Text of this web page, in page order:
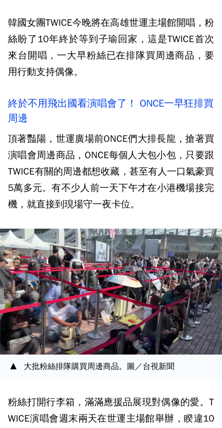
韓國女團TWICE今晚將在高雄世運主場館開唱，粉
絲盼了10年終於等到子瑜回家，這是TWICE首次
來台開唱，一大早粉絲已在排隊買周邊商品，要
用行動支持偶像。
終於不用飛出國看演唱會了！ ONCE一早狂排買
周邊
頂著豔陽，世運廣場前ONCE們大排長龍，搶著買
演唱會周邊商品，ONCE每個人大包小包，只要跟
TWICE有關的周邊都想收藏，甚至有人一口氣豪買
5萬多元。有不少人前一天下午才在小港機場接完
機，就直接到現場守一夜卡位。
大批粉絲排隊購買周邊商品。圖／台視新聞
粉絲打開行李箱，滿滿應援品展現對偶像的愛。T
WICE演唱會週末兩天在世運主場館舉辦，睽違10